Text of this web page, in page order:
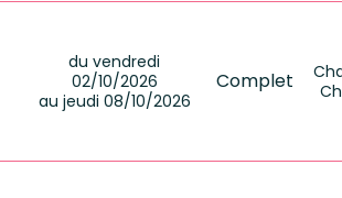
du vendredi
02/10/2026
au jeudi 08/10/2026
Complet